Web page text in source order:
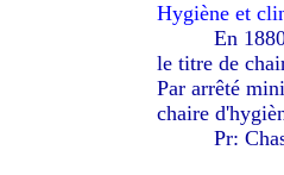
Hygiène et
En
le titre de
Par arrêté
chaire
Pr: